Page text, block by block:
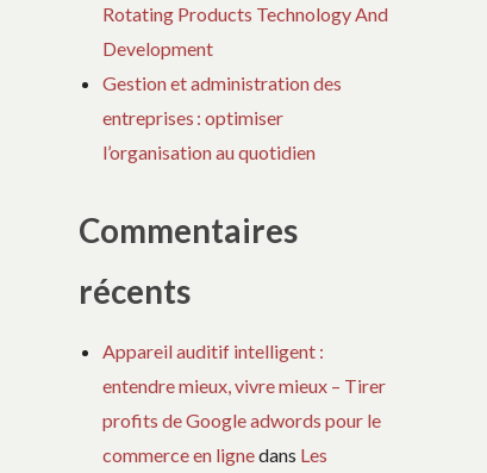
Rotating Products Technology And
Development
Gestion et administration des
entreprises : optimiser
l’organisation au quotidien
Commentaires
récents
Appareil auditif intelligent :
entendre mieux, vivre mieux – Tirer
profits de Google adwords pour le
commerce en lignedans Les